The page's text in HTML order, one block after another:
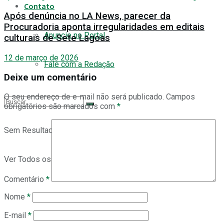
Contato
Anuncie no Portal
Fale com a Redação
Sem Resultado
Ver Todos os Resultados
Após denúncia no LA News, parecer da
Procuradoria aponta irregularidades em editais
culturais de Sete Lagoas
12 de março de 2026
Deixe um comentário
O seu endereço de e-mail não será publicado. Campos
obrigatórios são marcados com *
Comentário *
Nome *
E-mail *